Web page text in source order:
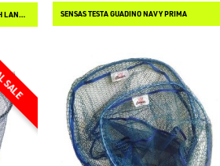
PRESTON INNOVATIONS LATEX MATCH LANDING NET SENSAS TESTA GUADINO NAVY PRIMA